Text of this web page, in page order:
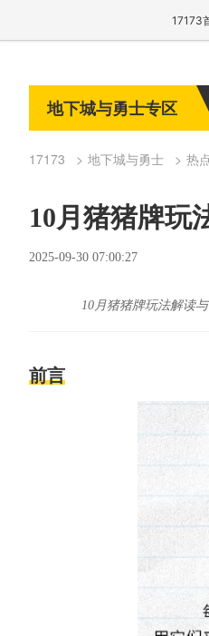
17173
地下城与勇士专区
17173 地下城与勇士 热
10月猪猪牌玩
2025-09-30 07:00:27
10月猪猪牌玩法解读
前言